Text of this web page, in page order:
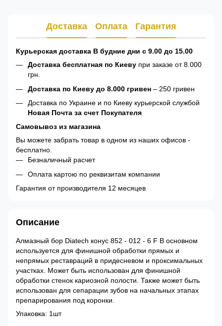
Доставка Оплата Гарантия
Курьерская доставка В будние дни с 9.00 до 15.00
Доставка бесплатная по Киеву при заказе от 8.000
грн.
Доставка по Киеву до 8.000 гривен – 250 гривен
Доставка по Украине и по Киеву курьерской службой
Новая Почта за счет Покупателя
Самовывоз из магазина
Вы можете забрать товар в одном из наших офисов -
бесплатно.
Безналичный расчет
Оплата картою по реквизитам компании
Гарантия от производителя 12 месяцев
Описание
Алмазный бор Diatech конус 852 - 012 - 6 F В основном
используется для финишной обработки прямых и
непрямых реставраций в придесневом и проксимальных
участках. Может быть использован для финишной
обработки стенок кариозной полости. Также может быть
использован для сепарации зубов на начальных этапах
препарирования под коронки.
Упаковка: 1шт